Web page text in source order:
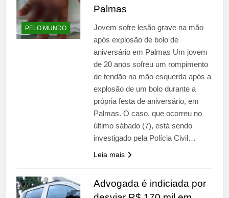
PELO MUNDO
Palmas
Jovem sofre lesão grave na mão
após explosão de bolo de
aniversário em Palmas Um jovem
de 20 anos sofreu um rompimento
de tendão na mão esquerda após a
explosão de um bolo durante a
própria festa de aniversário, em
Palmas. O caso, que ocorreu no
último sábado (7), está sendo
investigado pela Polícia Civil…
Leia mais
Advogada é indiciada por